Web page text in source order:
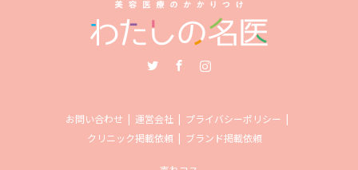
お問い合わせ 運営会社
プライバシーポリシー
クリニック掲載依頼
ブランド掲載依頼